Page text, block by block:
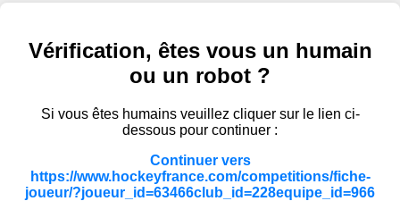
Vérification, êtes vous un humain
ou un robot ?
Si vous êtes humains veuillez cliquer sur le lien ci-
dessous pour continuer :
Continuer vers
https://www.hockeyfrance.com/competitions/fiche-
joueur/?joueur_id=63466club_id=228equipe_id=966